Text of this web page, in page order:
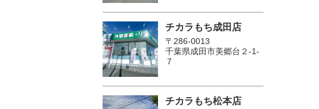
チカラもち成田店
〒286-0013
千葉県成田市美郷台２‐1‐
７
チカラもち松本店